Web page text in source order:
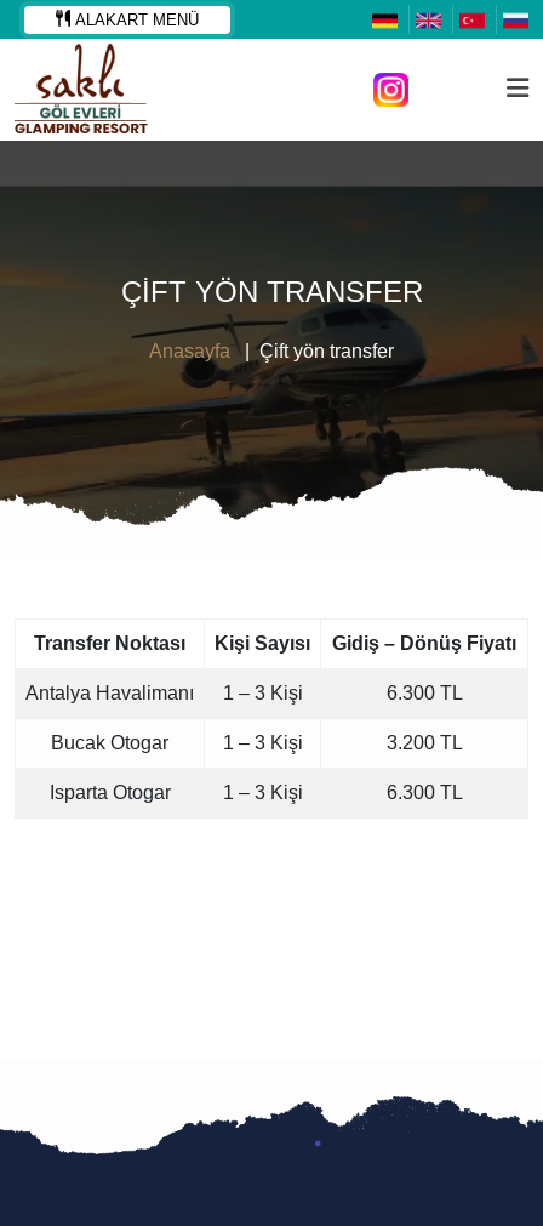
ALAKART MENÜ
ÇIFT YÖN TRANSFER
Anasayfa Çift yön transfer
Transfer Noktası Kişi Sayısı Gidiş – Dönüş Fiyatı
Antalya Havalimanı 1 – 3 Kişi 6.300 TL
Bucak Otogar 1 – 3 Kişi 3.200 TL
Isparta Otogar 1 – 3 Kişi 6.300 TL